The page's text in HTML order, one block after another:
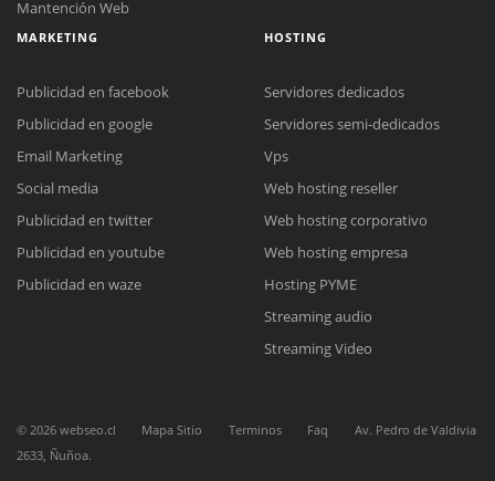
Reunión online
Nuestros ejecutivos le enviarán un correo electrónico con el enlace a
Meet para la reunión online.
Cotización
Chat Online
Todos nuestros ejecutivos están fuera de línea. Complete el formulario
Mantención Web
MARKETING
Publicidad en facebook
Publicidad en google
Email Marketing
Social media
Publicidad en twitter
Publicidad en youtube
Publicidad en waze
HOSTING
Servidores dedicados
Servidores semi-dedicados
Vps
Web hosting reseller
Web hosting corporativo
Web hosting empresa
Hosting PYME
Streaming audio
Streaming Video
© 2026 webseo.cl Mapa Sitio Terminos Faq
Av. Pedro de Valdivia
2633, Ñuñoa.